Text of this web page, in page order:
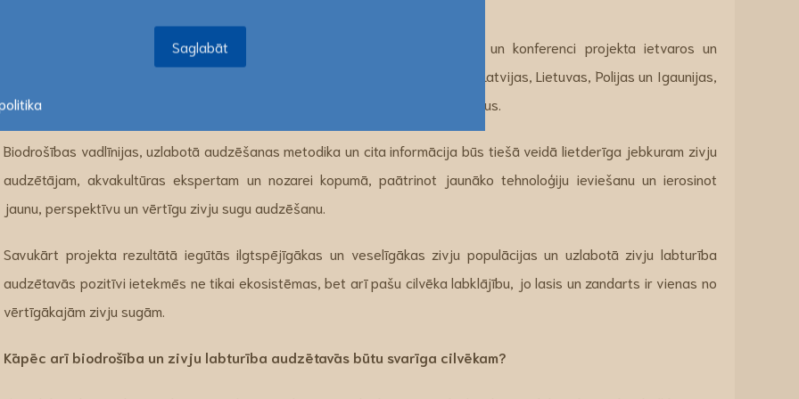
Saglabāt
Notiks svarīga iegūtās informācijas apmaiņa, rīkojot tikšanās, seminārus un konferenci projekta ietvaros un
informējot plašu sabiedrības loku: akvakultūras speciālistus un pētniekus no Latvijas, Lietuvas, Polijas un Igaunijas,
Ministriju un citu institūciju pārstāvjus, zivju audzētājus un jebkurus interesentus.
Biodrošības vadlīnijas, uzlabotā audzēšanas metodika un cita informācija būs tiešā veidā lietderīga jebkuram zivju
audzētājam, akvakultūras ekspertam un nozarei kopumā, paātrinot jaunāko tehnoloģiju ieviešanu un ierosinot
jaunu, perspektīvu un vērtīgu zivju sugu audzēšanu.
Savukārt projekta rezultātā iegūtās ilgtspējīgākas un veselīgākas zivju populācijas un uzlabotā zivju labturība
audzētavās pozitīvi ietekmēs ne tikai ekosistēmas, bet arī pašu cilvēka labklājību, jo lasis un zandarts ir vienas no
vērtīgākajām zivju sugām.
Kāpēc arī biodrošība un zivju labturība audzētavās būtu svarīga cilvēkam?
Saglabāt